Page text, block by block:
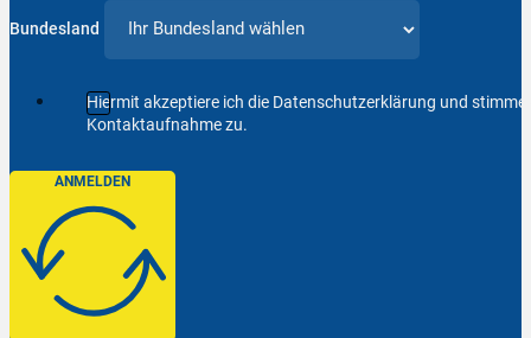
Bundesland
Hiermit akzeptiere ich die Datenschutzerklärung und
Kontaktaufnahme zu.
ANMELDEN